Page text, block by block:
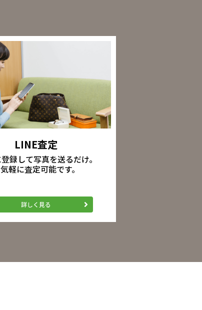
LINE査定
録して写真を送るだけ。
軽に査定可能です。
詳しく見る